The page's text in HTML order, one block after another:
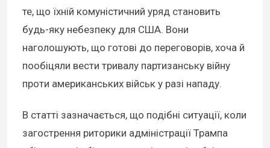
те, що їхній комуністичний уряд становить
будь-яку небезпеку для США. Вони
наголошують, що готові до переговорів, хоча й
пообіцяли вести тривалу партизанську війну
проти американських військ у разі нападу.
В статті зазначається, що подібні ситуації, коли
загострення риторики адміністрації Трампа